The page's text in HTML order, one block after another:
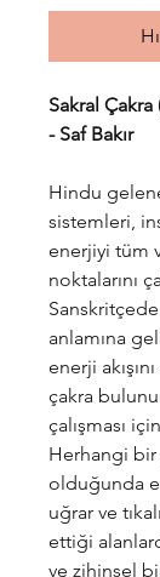
Sakral
- Saf Bakır
Hindu
sistemleri,
enerjiyi tüm
noktalarını
anlamına
enerji
çakra
çalışması
Herhangi
olduğunda
uğrar ve
ettiği
ve zihinsel